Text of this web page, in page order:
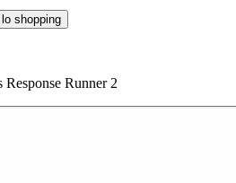
shopping
Response Runner 2